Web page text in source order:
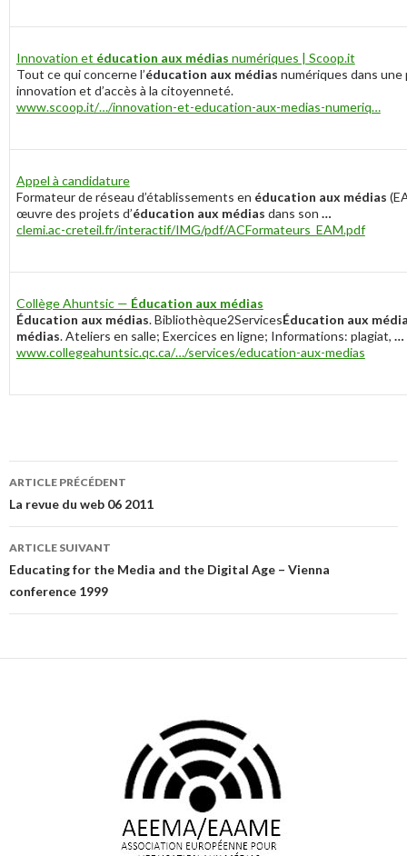
Innovation et éducation aux médias numériques | Scoop.it
Tout ce qui concerne l’éducation aux médias numériques dans une
innovation et d’accès à la citoyenneté.
www.scoop.it/…/innovation-et-education-aux-medias-numeriq…
Appel à candidature
Formateur de réseau d’établissements en éducation aux médias
œuvre des projets d’éducation aux médias dans son …
clemi.ac-creteil.fr/interactif/IMG/pdf/ACFormateurs_EAM.pdf
Collège Ahuntsic — Éducation aux médias
Éducation aux médias. Bibliothèque2ServicesÉducation aux
médias. Ateliers en salle; Exercices en ligne; Informations: plagiat, …
www.collegeahuntsic.qc.ca/…/services/education-aux-medias
Navigation
des
articles
ARTICLE PRÉCÉDENT
La revue du web 06 2011
ARTICLE SUIVANT
Educating for the Media and the Digital Age – Vienna
conference 1999